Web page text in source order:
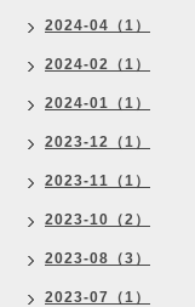
2024-04（1）
2024-02（1）
2024-01（1）
2023-12（1）
2023-11（1）
2023-10（2）
2023-08（3）
2023-07（1）